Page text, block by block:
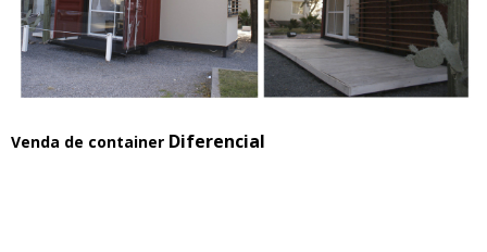
Venda de container Diferencial